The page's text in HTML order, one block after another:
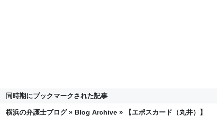
同時期にブックマークされた記事
横浜の弁護士ブログ » Blog Archive » 【エポスカード（丸井）】